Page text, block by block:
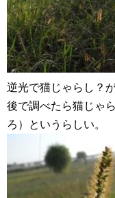
逆光で猫じゃらし？
後で調べたら猫じゃ
ろ）というらしい。